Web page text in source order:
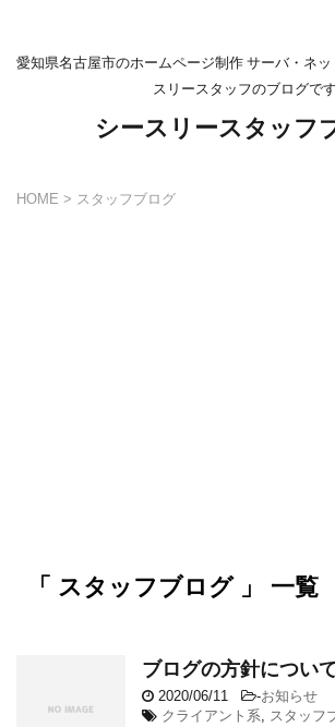
愛知県名古屋市のホームページ制作 サーバ・ネ
スリースタッフのブログです
シースリースタッフ
HOME > スタッフブログ
「 スタッフブログ 」 一覧
ブログの方針につい
2020/06/11 -お知らせ
クライアント系, スタッフ